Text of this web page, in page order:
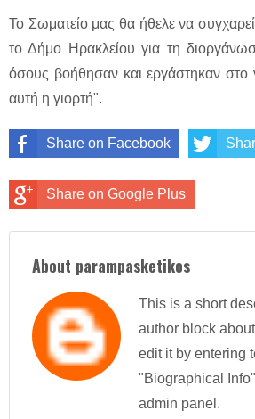
Το Σωματείο μας θα ήθελε να συγχαρεί
το Δήμο Ηρακλείου για τη
όσους βοήθησαν και εργάστηκαν στο
αυτή η γιορτή".
Share on Facebook
Share on Google Plus
About parampasketikos
This is a short
author block
edit it by entering
"Biographical
admin panel.